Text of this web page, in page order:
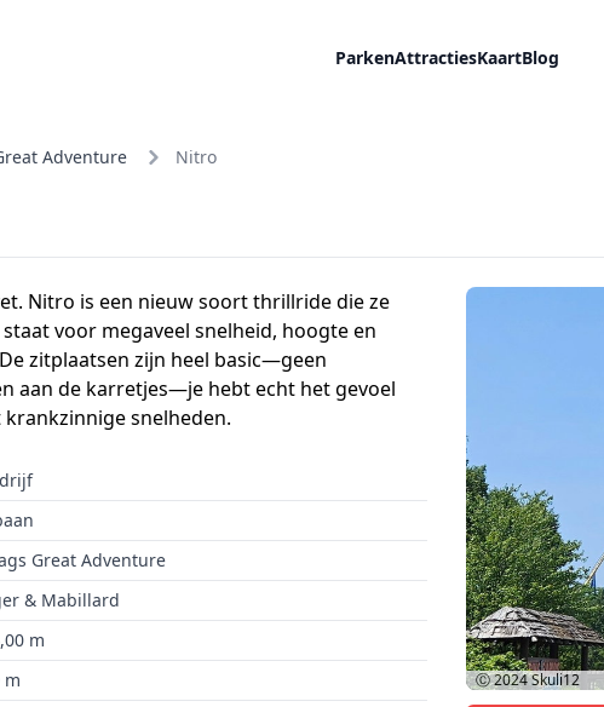
ParkenAttractiesKaartBlog
Adventure Nitro
Nitro is een nieuw soort thrillride die ze
voor megaveel snelheid, hoogte en
zitplaatsen zijn heel basic—geen
aan de karretjes—je hebt echt het gevoel
snelheden.
Great Adventure
& Mabillard
m
m
Ⓒ 2024Skuli12